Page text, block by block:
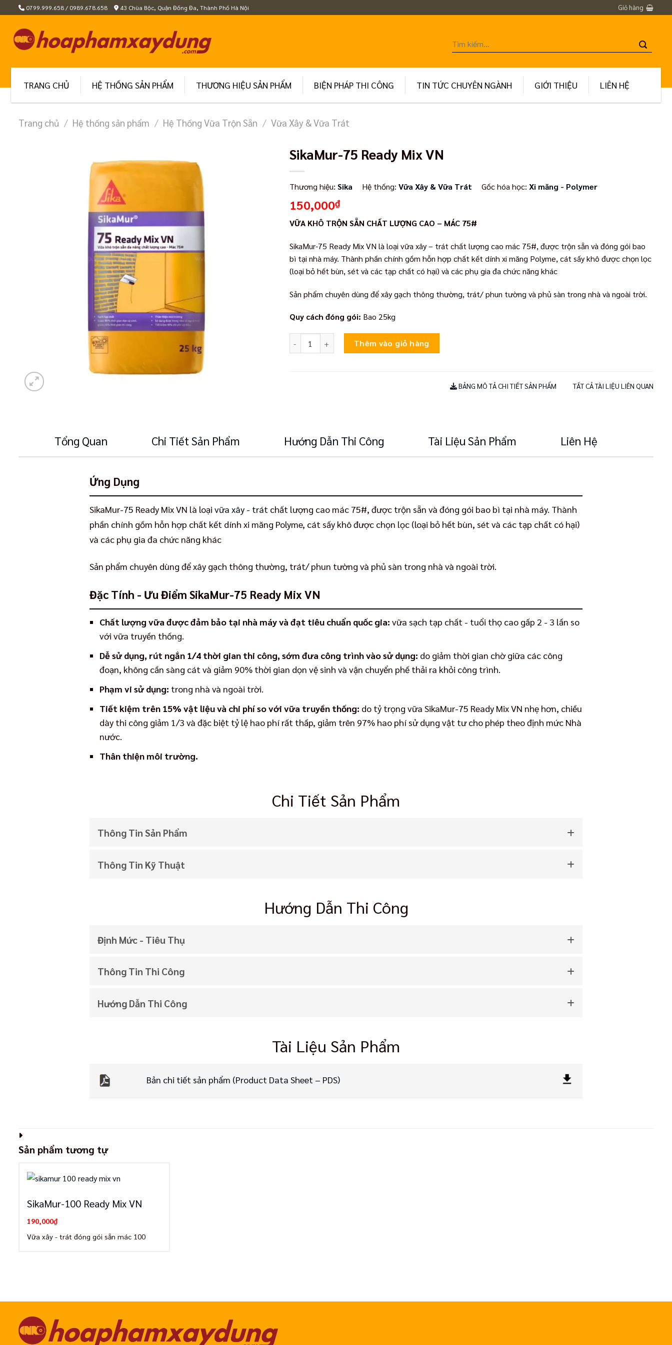
to
content
0799.999.658 / 0989.678.658 43 Chùa Bộc, Quận Đống Đa, Thành Phố Hà Nội Giỏ hàng
Tìm
kiếm:
TRANG CHỦ HỆ THỐNG SẢN PHẨM THƯƠNG HIỆU SẢN PHẨM BIỆN PHÁP THI CÔNG TIN TỨC CHUYÊN NGÀNH GIỚI THIỆU LIÊN HỆ
Trang chủ / Hệ thống sản phẩm / Hệ Thống Vữa Trộn Sẵn / Vữa Xây & Vữa Trát
SikaMur-75 Ready Mix VN
Thương hiệu: Sika Hệ thống: Vữa Xây & Vữa Trát Gốc hóa học: Xi măng - Polymer
150,000₫
VỮA KHÔ TRỘN SẴN CHẤT LƯỢNG CAO – MÁC 75#
SikaMur-75 Ready Mix VN là loại vữa xây – trát chất lượng cao mác 75#, được trộn sẵn và đóng gói bao
bì tại nhà máy. Thành phần chính gồm hỗn hợp chất kết dính xi măng Polyme, cát sấy khô được chọn lọc
(loại bỏ hết bùn, sét và các tạp chất có hại) và các phụ gia đa chức năng khác
Sản phẩm chuyên dùng để xây gạch thông thường, trát/ phun tường và phủ sàn trong nhà và ngoài trời.
Quy cách đóng gói: Bao 25kg
Thêm vào giỏ hàng
BẢNG MÔ TẢ CHI TIẾT SẢN PHẨM TẤT CẢ TÀI LIỆU LIÊN QUAN
Tổng Quan Chi Tiết Sản Phẩm Hướng Dẫn Thi Công Tài Liệu Sản Phẩm Liên Hệ
Ứng Dụng
SikaMur-75 Ready Mix VN là loại vữa xây - trát chất lượng cao mác 75#, được trộn sẵn và đóng gói bao bì tại nhà máy. Thành
phần chính gồm hỗn hợp chất kết dính xi măng Polyme, cát sấy khô được chọn lọc (loại bỏ hết bùn, sét và các tạp chất có hại)
và các phụ gia đa chức năng khác
Sản phẩm chuyên dùng để xây gạch thông thường, trát/ phun tường và phủ sàn trong nhà và ngoài trời.
Đặc Tính - Ưu Điểm SikaMur-75 Ready Mix VN
Chất lượng vữa được đảm bảo tại nhà máy và đạt tiêu chuẩn quốc gia: vữa sạch tạp chất - tuổi thọ cao gấp 2 - 3 lần so
với vữa truyền thống.
Dễ sử dụng, rút ngắn 1/4 thời gian thi công, sớm đưa công trình vào sử dụng: do giảm thời gian chờ giữa các công
đoạn, không cần sàng cát và giảm 90% thời gian dọn vệ sinh và vận chuyển phế thải ra khỏi công trình.
Phạm vi sử dụng: trong nhà và ngoài trời.
Tiết kiệm trên 15% vật liệu và chi phí so với vữa truyền thống: do tỷ trọng vữa SikaMur-75 Ready Mix VN nhẹ hơn, chiều
dày thi công giảm 1/3 và đặc biệt tỷ lệ hao phí rất thấp, giảm trên 97% hao phí sử dụng vật tư cho phép theo định mức Nhà
nước.
Thân thiện môi trường.
Chi Tiết Sản Phẩm
Thông Tin Sản Phẩm
Thông Tin Kỹ Thuật
Hướng Dẫn Thi Công
Định Mức - Tiêu Thụ
Thông Tin Thi Công
Hướng Dẫn Thi Công
Tài Liệu Sản Phẩm
Bản chi tiết sản phẩm (Product Data Sheet – PDS)
Sản phẩm tương tự
SikaMur-100 Ready Mix VN
190,000₫
Vữa xây - trát đóng gói sẵn mác 100